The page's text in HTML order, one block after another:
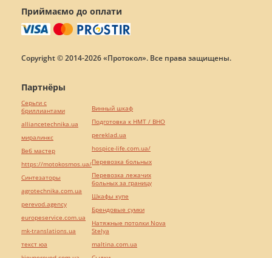
Приймаємо до оплати
Copyright © 2014-2026 «Протокол». Все права защищены.
Партнёры
Серьги с
бриллиантами
alliancetechnika.ua
миралинкс
Веб мастер
https://motokosmos.ua/
Синтезаторы
agrotechnika.com.ua
perevod.agency
europeservice.com.ua
mk-translations.ua
текст юа
Винный шкаф
Подготовка к НМТ / ВНО
pereklad.ua
hospice-life.com.ua/
Перевозка больных
Перевозка лежачих
больных за границу
Шкафы купе
Брендовые сумки
Натяжные потолки Nova
Stelya
maltina.com.ua